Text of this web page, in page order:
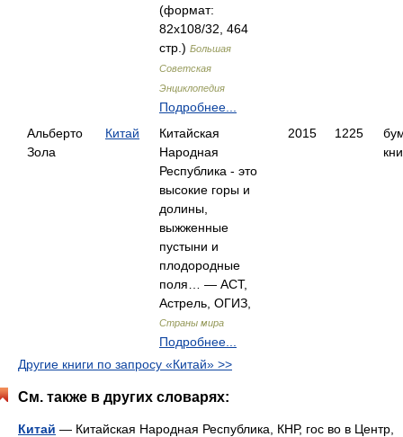
(формат:
82x108/32, 464
стр.) Большая
Советская
Энциклопедия
Подробнее...
Альберто
Зола
Китай
Китайская
Народная
Республика - это
высокие горы и
долины,
выжженные
пустыни и
плодородные
поля… — АСТ,
Астрель, ОГИЗ,
Страны мира
Подробнее...
2015 1225
Другие книги по запросу «Китай» >>
См. также в других словарях:
Китай — Китайская Народная Республика, КНР, гос во в Центр,